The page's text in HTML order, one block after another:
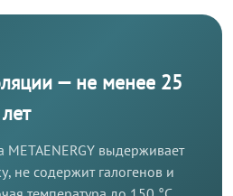
— не менее 25
лет
выдерживает
не содержит галогенов и